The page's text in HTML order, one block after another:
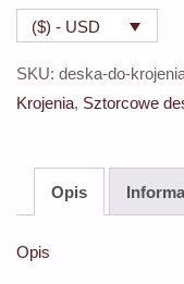
deska
do
krojenia
z
orzecha
i
jesionu
($) - USD
SKU:deska-do-
Krojenia, Sztorcowe
Opis
Opis